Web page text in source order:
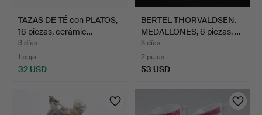
TAZAS DE TÉ con PLATOS,
16 piezas, cerámic…
3 días
1 puja
32 USD
BERTEL THORVALDSEN.
MEDALLONES, 6 piezas, …
3 días
2 pujas
53 USD